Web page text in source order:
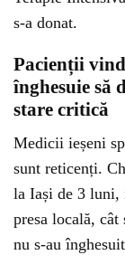
s-a donat.
Pacienții
înghesuie să
stare critică
Medicii ieșeni
sunt reticenți.
la Iași de 3 luni,
presa locală,
nu s-au